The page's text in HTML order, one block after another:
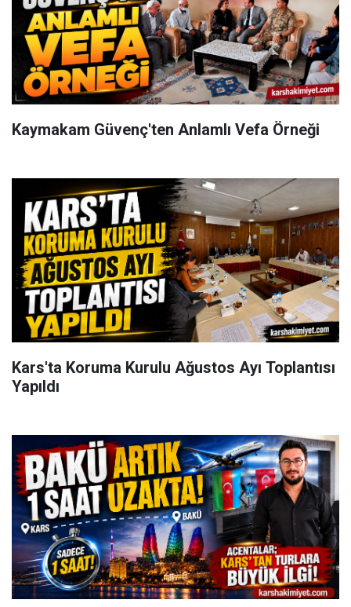
Kaymakam Güvenç'ten Anlamlı Vefa Örneği
Kars'ta Koruma Kurulu Ağustos Ayı Toplantısı
Yapıldı